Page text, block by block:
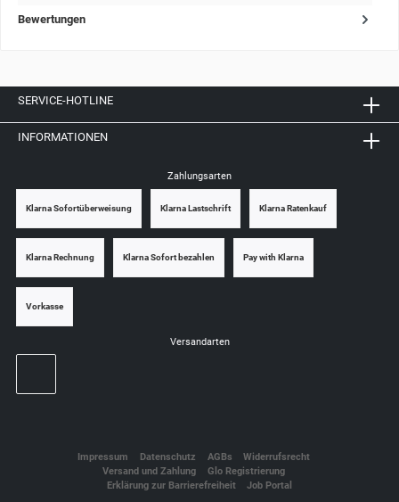
Bewertungen
SERVICE-HOTLINE
INFORMATIONEN
Zahlungsarten
Klarna Sofortüberweisung Klarna Lastschrift Klarna Ratenkauf
Klarna Rechnung Klarna Sofort bezahlen Pay with Klarna
Vorkasse
Versandarten
Impressum Datenschutz AGBs
Widerrufsrecht
Versand und Zahlung
Glo Registrierung
Erklärung zur Barrierefreiheit
Job Portal